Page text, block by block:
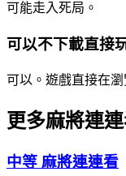
可能走入死局。
可以不下載直接
可以。遊戲直接在
更多麻將連
中等 麻將連連看